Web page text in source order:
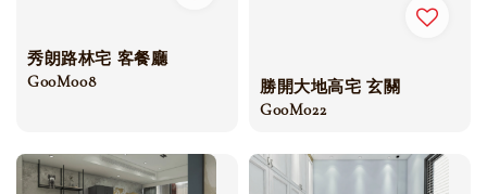
秀朗路林宅 客餐廳
G00M008
勝開大地高宅 玄關
G00M022